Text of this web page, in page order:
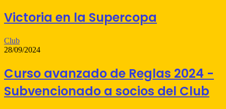
Victoria en la Supercopa
Club
28/09/2024
Curso avanzado de Reglas 2024 -
Subvencionado a socios del Club